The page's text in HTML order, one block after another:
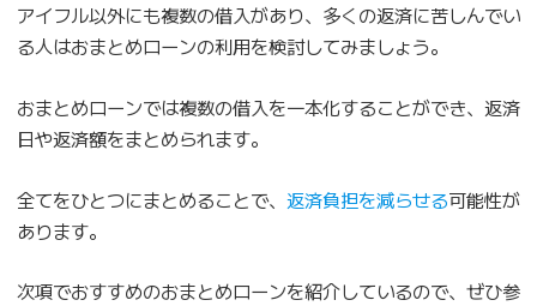
アイフル以外にも複数の借入があり、多くの返済に苦しんでい
る人はおまとめローンの利用を検討してみましょう。
おまとめローンでは複数の借入を一本化することができ、返済
日や返済額をまとめられます。
全てをひとつにまとめることで、 返済負担を減らせる可能性が
あります。
次項でおすすめのおまとめローンを紹介しているので、ぜひ参